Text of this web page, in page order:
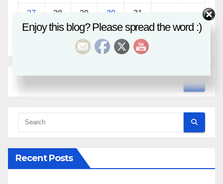
27 28 29 30 31
Recent Posts
Enjoy this blog? Please spread the word :)